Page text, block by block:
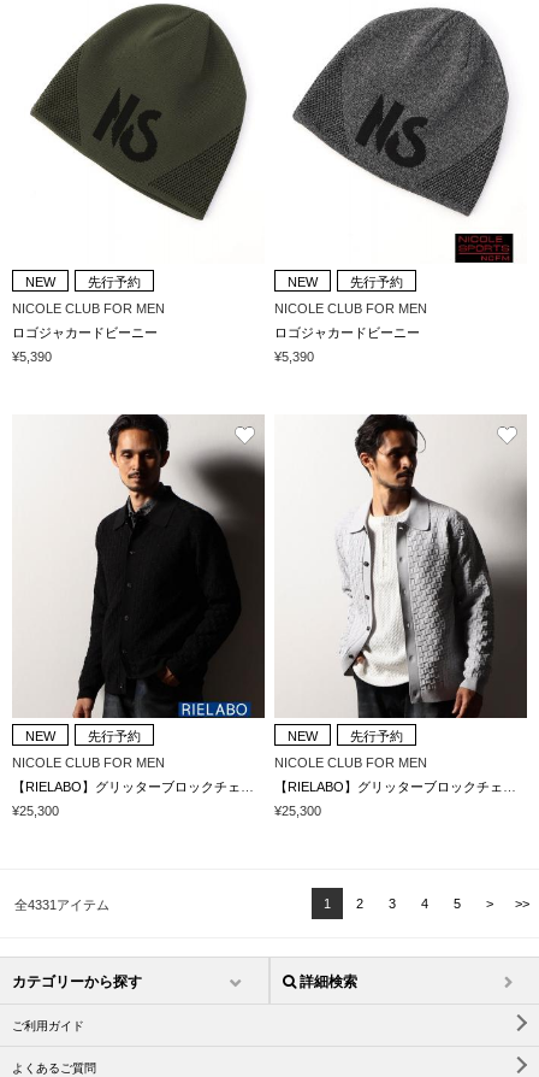
NEW
先行予約
NICOLE CLUB FOR MEN
ロゴジャカードビーニー
¥5,390
NEW
先行予約
NICOLE CLUB FOR MEN
ロゴジャカードビーニー
¥5,390
NEW
先行予約
NICOLE CLUB FOR MEN
¥25,300
NEW
先行予約
NICOLE CLUB FOR MEN
¥25,300
全4331アイテム 1 2 3 4 5 > >>
カテゴリーから探す 詳細検索
ご利用ガイド
よくあるご質問